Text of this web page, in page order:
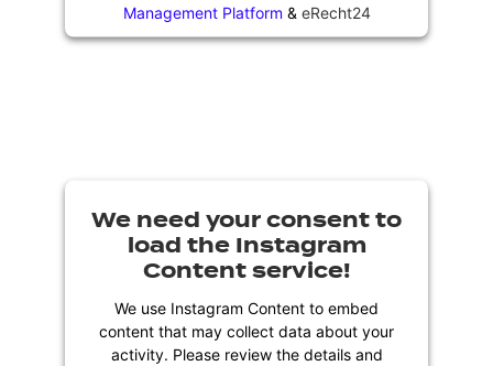
Management Platform & eRecht24
We need your consent to
load the Instagram
Content service!
We use Instagram Content to embed
content that may collect data about your
activity. Please review the details and